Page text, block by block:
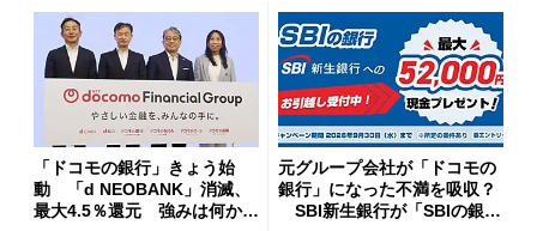
「ドコモの銀行」きょう始
動 「d NEOBANK」消滅、
最大4.5％還元 強みは何か解
元グループ会社が「ドコモの
銀行」になった不満を吸収？
SBI新生銀行が「SBIの銀